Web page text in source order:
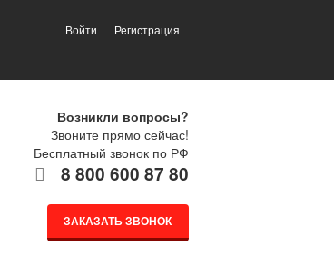
Войти Регистрация
Возникли вопросы?
Звоните прямо сейчас!
Бесплатный звонок по РФ
8 800 600 87 80
ЗАКАЗАТЬ ЗВОНОК